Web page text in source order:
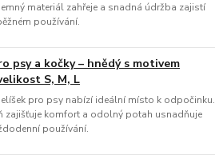
materiál zahřeje a snadná údržba zajistí
používání.
psy a kočky – hnědý s motivem
S, M, L
pro psy nabízí ideální místo k odpočinku.
zajišťuje komfort a odolný potah usnadňuje
používání.